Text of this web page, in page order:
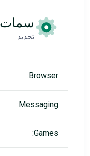
سمات
تحديد
Browser:
Messaging:
Games: